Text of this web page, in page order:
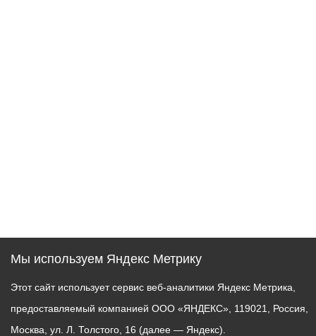
Мы используем Яндекс Метрику
Этот сайт использует сервис веб-аналитики Яндекс Метрика,
предоставляемый компанией ООО «ЯНДЕКС», 119021, Россия,
Москва, ул. Л. Толстого, 16 (далее — Яндекс).